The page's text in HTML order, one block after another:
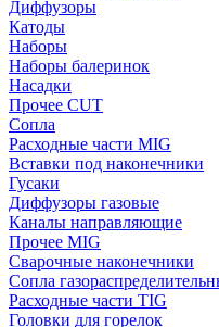
Диффузоры
Катоды
Наборы
Наборы балеринок
Насадки
Прочее CUT
Сопла
Расходные части MIG
Вставки под наконечники
Гусаки
Диффузоры газовые
Каналы направляющие
Прочее MIG
Сварочные наконечники
Сопла
Расходные части TIG
Головки для горелок